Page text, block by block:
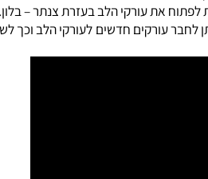
הלב ע"י מתן תרופות ממשפחת
משתנות או תרופות המרחיבות